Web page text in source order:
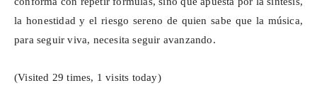
la honestidad y el riesgo sereno de quien sabe que la música,
para seguir viva, necesita seguir avanzando.
(Visited 29 times, 1 visits today)